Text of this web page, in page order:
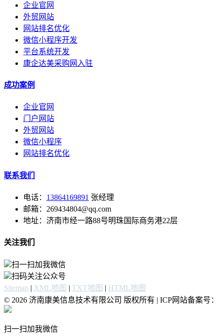
企业官网
外贸网站
网站排名优化
微信小程序开发
平台系统开发
康企达美采购网入驻
成功案例
企业官网
门户网站
外贸网站
微信小程序
网站排名优化
联系我们
电话： 13864169891 张经理
邮箱：269434804@qq.com
地址：济南市经一路88号明珠国际商务港22层
关注我们
扫一扫加我微信
扫码关注公众号
Sitemap | XML地图 | TXT地图 | HTML地图
© 2026 济南康美信息技术有限公司 版权所有 | ICP网站备案号：
扫一扫加我微信